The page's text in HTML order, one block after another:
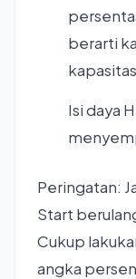
berarti
Isi daya
Peringatan:
Start
Cukup
angka